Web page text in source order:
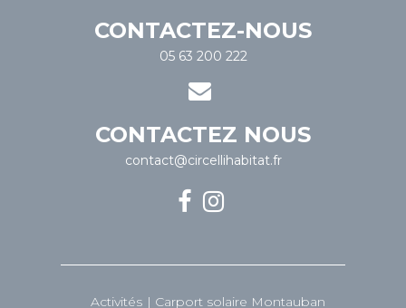
CONTACTEZ-NOUS
05 63 200 222
CONTACTEZ NOUS
contact@circellihabitat.fr
Activités Carport solaire Montauban